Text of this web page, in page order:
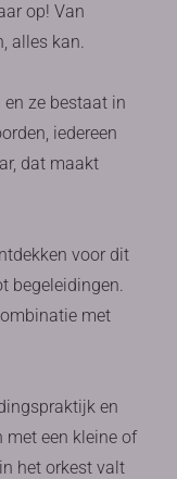
op! Van
alles kan.
en ze bestaat in
iedereen
dat maakt
voor dit
begeleidingen.
met
en
met een kleine of
het orkest valt